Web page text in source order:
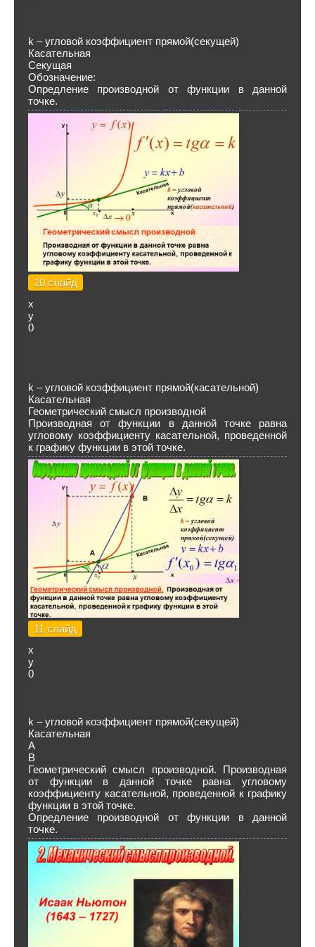
k – угловой коэффициент прямой(секущей)
Касательная
Секущая
Обозначение:
Опредление производной от функции в данной
точке.
10 слайд
х
y
0
k – угловой коэффициент прямой(касательной)
Касательная
Геометрический смысл производной
Производная от функции в данной точке равна
угловому коэффициенту касательной, проведенной
к графику функции в этой точке.
11 слайд
х
y
0
k – угловой коэффициент прямой(секущей)
Касательная
А
В
Геометрический смысл производной. Производная
от функции в данной точке равна угловому
коэффициенту касательной, проведенной к графику
функции в этой точке.
Опредление производной от функции в данной
точке.